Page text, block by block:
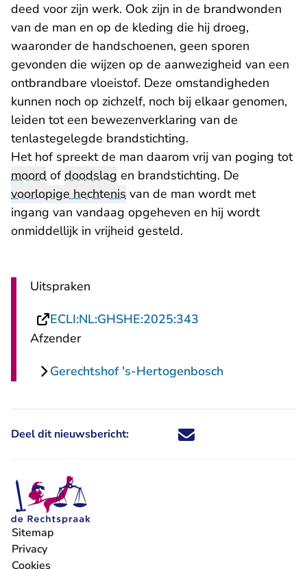
deed voor zijn werk. Ook zijn in de brandwonden
van de man en op de kleding die hij droeg,
waaronder de handschoenen, geen sporen
gevonden die wijzen op de aanwezigheid van een
ontbrandbare vloeistof. Deze omstandigheden
kunnen noch op zichzelf, noch bij elkaar genomen,
leiden tot een bewezenverklaring van de
tenlastegelegde brandstichting.
Het hof spreekt de man daarom vrij van poging tot
moord ofdoodslag en brandstichting. De
voorlopige hechtenis van de man wordt met
ingang van vandaag opgeheven en hij wordt
onmiddellijk in vrijheid gesteld.
Uitspraken
ECLI:NL:GHSHE:2025:343
Afzender
Gerechtshof 's-Hertogenbosch
Deel dit nieuwsbericht: Deel dit nieuwsbericht via X -
Deel dit nieuwsbericht via
Deel dit nieuwsbericht
Deel dit
Sitemap
Privacy
Cookies